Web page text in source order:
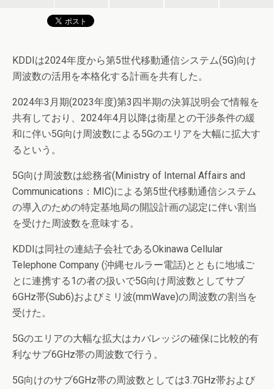
KDDIは2024年度から第5世代移動通信システム(5G)向け
周波数の活用を本格化する計画を共有した。
2024年3月期(2023年度)第3四半期の決算説明会で情報を
共有しており、2024年4月以降は衛星との干渉条件の緩
和に伴い5G向け周波数による5Gのエリアを大幅に拡大す
るという。
5G向け周波数は総務省(Ministry of Internal Affairs and
Communications：MIC)による第5世代移動通信システム
の導入のための特定基地局の開設計画の認定に伴い割当
を受けた周波数を意味する。
KDDIは同社の連結子会社であるOkinawa Cellular
Telephone Company (沖縄セルラー電話)とともに地域ご
とに連携する1の者の扱いで5G向け周波数としてサブ
6GHz帯(Sub6)およびミリ波(mmWave)の周波数の割当を
受けた。
5Gのエリアの大幅な拡大はカバレッジの確保に比較的有
利なサブ6GHz帯の周波数で行う。
5G向けのサブ6GHz帯の周波数としては3.7GHz帯および